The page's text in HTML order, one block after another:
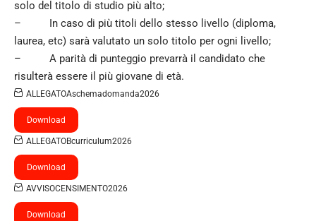
solo del titolo di studio più alto;
– In caso di più titoli dello stesso livello (diploma,
laurea, etc) sarà valutato un solo titolo per ogni livello;
– A parità di punteggio prevarrà il candidato che
risulterà essere il più giovane di età.
ALLEGATOAschemadomanda2026
Download
ALLEGATOBcurriculum2026
Download
AVVISOCENSIMENTO2026
Download